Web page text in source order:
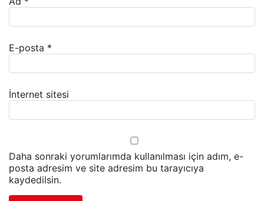
E-posta *
İnternet sitesi
Daha sonraki yorumlarımda kullanılması için adım, e-
posta adresim ve site adresim bu tarayıcıya
kaydedilsin.